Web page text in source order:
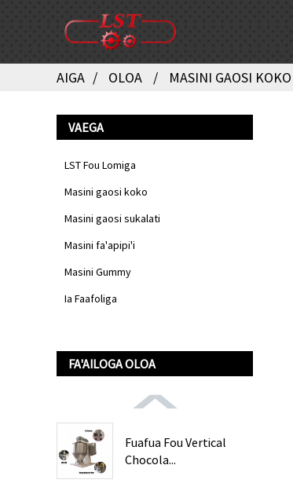
AIGA OLOA MASINI GAOSI KOKO
VAEGA
LST Fou Lomiga
Masini gaosi koko
Masini gaosi sukalati
Masini fa'apipi'i
Masini Gummy
Ia Faafoliga
FA'AILOGA OLOA
Fuafua Fou Vertical
Chocola...